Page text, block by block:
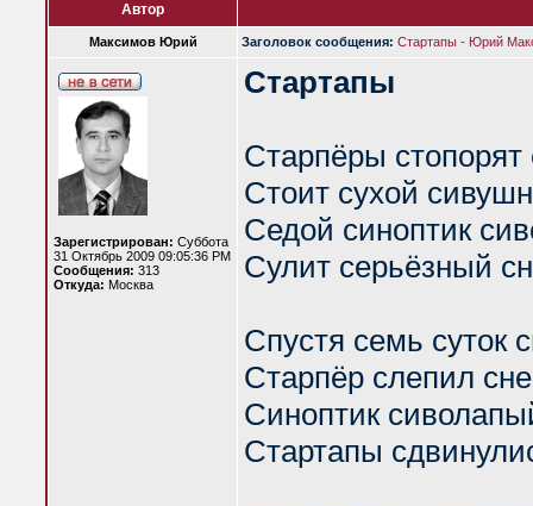
Автор
Максимов Юрий Заголовок сообщения: Стартапы - Юрий
Зарегистрирован: Суббота
31 Октябрь 2009 09:05:36 PM
Сообщения: 313
Откуда: Москва
Стартапы
Старпёры стопорят
Стоит сухой
Седой синоптик
Сулит серьёзный
Спустя семь суток
Старпёр слепил
Синоптик
Стартапы